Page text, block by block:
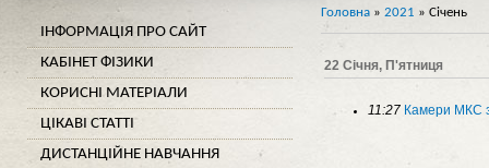
Головна » 2021 » Січень
22 Січня, П'ятниця
11:27 Камери МКС
ІНФОРМАЦІЯ ПРО САЙТ
КАБІНЕТ ФІЗИКИ
КОРИСНІ МАТЕРІАЛИ
ЦІКАВІ СТАТТІ
ДИСТАНЦІЙНЕ НАВЧАННЯ